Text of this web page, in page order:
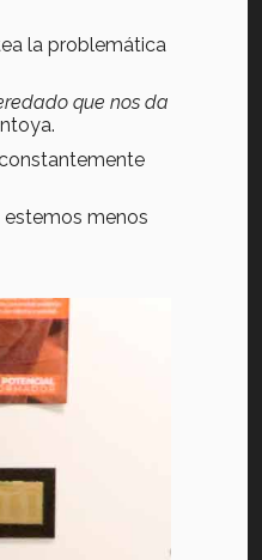
la problemática
que nos da
estemos menos